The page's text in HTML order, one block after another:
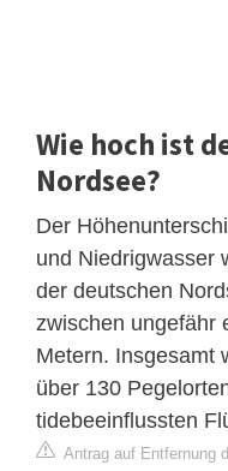
Wie hoch ist
Nordsee?
Der
und Niedrigwasser
der deutschen
zwischen ungefähr
Metern. Insgesamt
über 130
tidebeeinflussten
Antrag auf Entfernung